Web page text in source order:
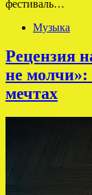
фестиваль…
Музыка
Рецензия
не молчи»:
мечтах